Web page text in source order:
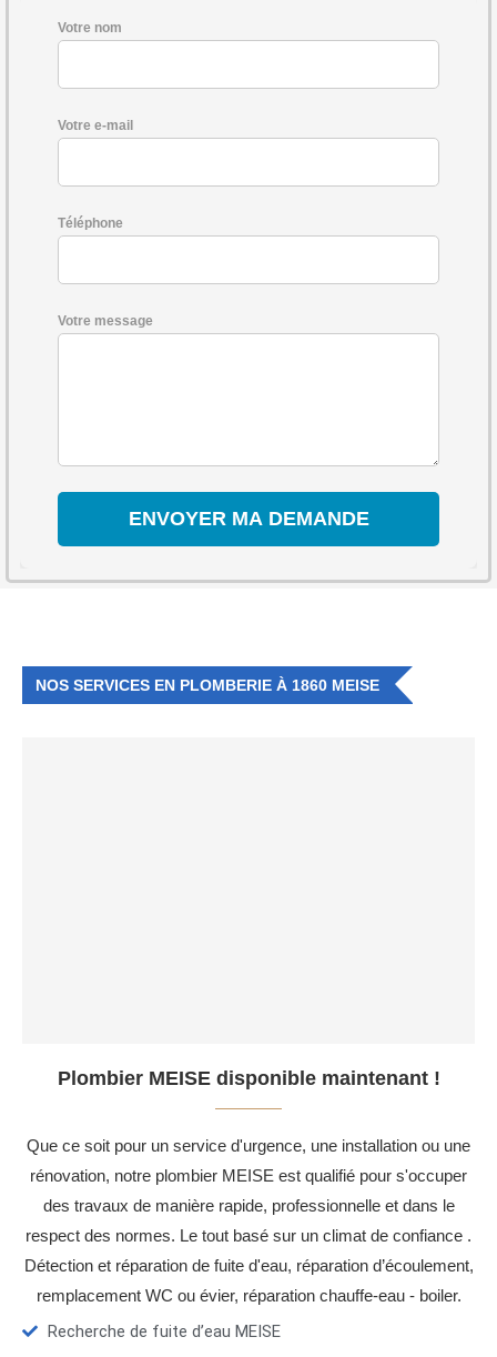
Votre nom
Votre e-mail
Téléphone
Votre message
NOS SERVICES EN PLOMBERIE À 1860 MEISE
Plombier MEISE disponible maintenant !
Que ce soit pour un service d'urgence, une installation ou une
rénovation, notre plombier MEISE est qualifié pour s'occuper
des travaux de manière rapide, professionnelle et dans le
respect des normes. Le tout basé sur un climat de confiance .
Détection et réparation de fuite d'eau, réparation d’écoulement,
remplacement WC ou évier, réparation chauffe-eau - boiler.
Recherche de fuite d’eau MEISE